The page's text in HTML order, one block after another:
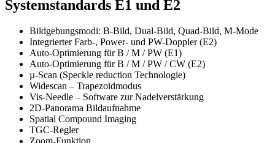
Systemstandards E1 und E2
Bildgebungsmodi: B-Bild, Dual-Bild, Quad-Bild, M-Mode
Integrierter Farb-, Power- und PW-Doppler (E2)
Auto-Optimierung für B / M / PW (E1)
Auto-Optimierung für B / M / PW / CW (E2)
µ-Scan (Speckle reduction Technologie)
Widescan – Trapezoidmodus
Vis-Needle – Software zur Nadelverstärkung
2D-Panorama Bildaufnahme
Spatial Compound Imaging
TGC-Regler
Zoom-Funktion